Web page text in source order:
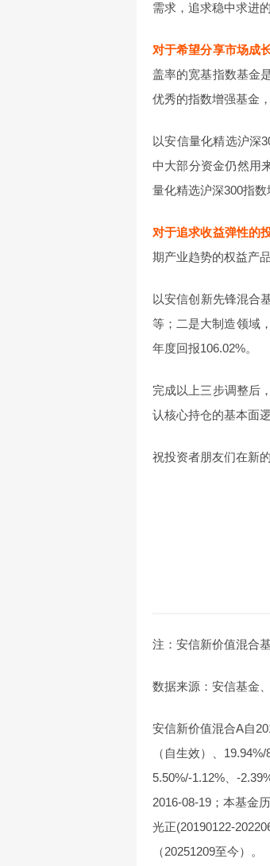
需求，追求稳中求进
对于希望分享市场成
盖率的宽基指数基金
优秀的指数增强基金
以安信量化精选沪深
中大部分资金仍然用
量化精选沪深300指数
对于追求收益弹性的
期产业趋势的权益产
以安信创新先锋混合
等；二是大制造领域
年度回报106.02%。
完成以上三步调整后
认核心持仓的基本面
祝投资者朋友们在新
注：安信新价值混合
数据来源：安信基金
安信新价值混合A自
（自生效）、
5.50%/-1.12%、-
2016-08-19；本基金
光正(20190122-
（20251209至今）。